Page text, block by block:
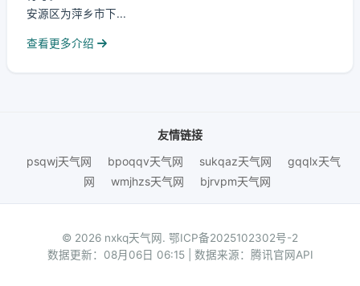
安源区为萍乡市下...
查看更多介绍
友情链接
psqwj天气网
bpoqqv天气网 sukqaz天气网
gqqlx天气
网
wmjhzs天气网 bjrvpm天气网
© 2026 nxkq天气网. 鄂ICP备2025102302号-2
数据更新：08月06日 06:15 | 数据来源：腾讯官网API